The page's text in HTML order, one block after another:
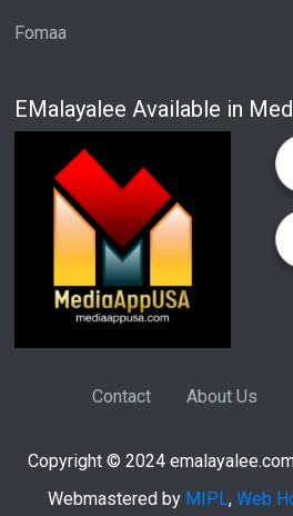
Fomaa
EMalayalee Available in
Contact About Us
Copyright © 2024
Webmastered by MIPL, Web